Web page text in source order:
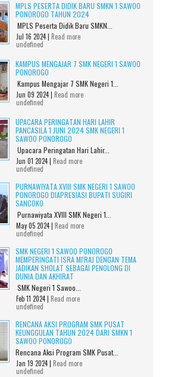
MPLS PESERTA DIDIK BARU SMKN 1 SAWOO
PONOROGO TAHUN 2024
MPLS Peserta Didik Baru SMKN...
Jul 16 2024 | Read more
undefined
KAMPUS MENGAJAR 7 SMK NEGERI 1 SAWOO
PONOROGO
Kampus Mengajar 7 SMK Negeri 1...
Jun 09 2024 | Read more
undefined
UPACARA PERINGATAN HARI LAHIR
PANCASILA 1 JUNI 2024 SMK NEGERI 1
SAWOO PONOROGO
Upacara Peringatan Hari Lahir...
Jun 01 2024 | Read more
undefined
PURNAWIYATA XVIII SMK NEGERI 1 SAWOO
PONOROGO DIAPRESIASI BUPATI SUGIRI
SANCOKO
Purnawiyata XVIII SMK Negeri 1...
May 05 2024 | Read more
undefined
SMK NEGERI 1 SAWOO PONOROGO
MEMPERINGATI ISRA MI'RAJ DENGAN TEMA
JADIKAN SHOLAT SEBAGAI PENOLONG DI
DUNIA DAN AKHIRAT
SMK Negeri 1 Sawoo...
Feb 11 2024 | Read more
undefined
RENCANA AKSI PROGRAM SMK PUSAT
KEUNGGULAN TAHUN 2024 DARI SMKN 1
SAWOO PONOROGO
Rencana Aksi Program SMK Pusat...
Jan 19 2024 | Read more
undefined